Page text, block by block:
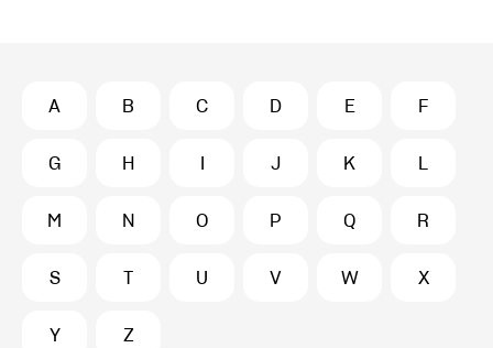
A B C D E F
G H I J K L
M N O P Q R
S T U V W X
Y Z